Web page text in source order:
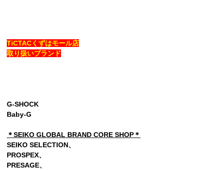
TiCTACくずはモール店
取り扱いブランド
G-SHOCK
Baby-G
＊SEIKO GLOBAL BRAND CORE SHOP＊
SEIKO SELECTION、
PROSPEX、
PRESAGE、